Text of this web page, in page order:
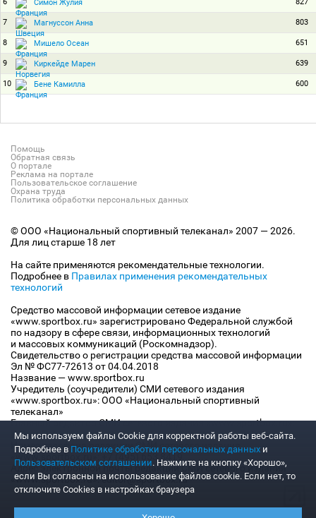
Симон Жулия
7 Магнуссон Анна 803
8 Мишело Осеан 651
9 Киркейде Марен 639
10 Бене Камилла 600
Помощь
Обратная связь
О портале
Реклама на портале
Пользовательское соглашение
Охрана труда
Политика обработки персональных данных
© ООО «Национальный спортивный телеканал» 2007 — 2026.
Для лиц старше 18 лет
На сайте применяются рекомендательные технологии.
Подробнее в Правилах применения рекомендательных
технологий
Средство массовой информации сетевое издание
«www.sportbox.ru» зарегистрировано Федеральной службой
по надзору в сфере связи, информационных технологий
и массовых коммуникаций (Роскомнадзор).
Свидетельство о регистрации средства массовой информации
Эл № ФС77-72613 от 04.04.2018
Название — www.sportbox.ru
Учредитель (соучредители) СМИ сетевого издания
«www.sportbox.ru»: ООО «Национальный спортивный
телеканал»
Главный редактор СМИ сетевого издания «www.sportbox.ru»:
Конов В.А.
Номер телефона редакции СМИ сетевого издания
«www.sportbox.ru»: +7 (495) 653 8419
Адрес электронной почты редакции СМИ сетевого издания
«www.sportbox.ru»: editor@sportbox.ru
Мы используем файлы Сookie для корректной работы веб-сайта.
Подробнее в Политике обработки персональных данных и
Пользовательском соглашении. Нажмите на кнопку «Хорошо»,
если Вы согласны на использование файлов cookie. Если нет, то
отключите Cookies в настройках браузера